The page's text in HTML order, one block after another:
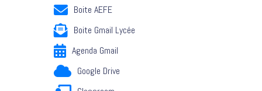
Boite AEFE
Boite Gmail Lycée
Agenda Gmail
Google Drive